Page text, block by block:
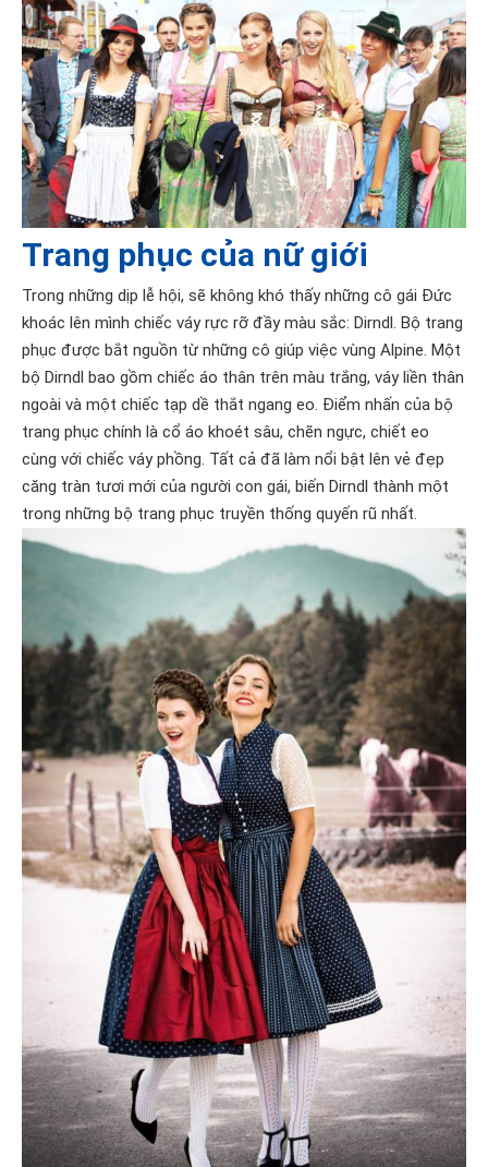
Trang phục của nữ giới
Trong những dịp lễ hội, sẽ không khó thấy những cô gái Đức
khoác lên mình chiếc váy rực rỡ đầy màu sắc: Dirndl. Bộ trang
phục được bắt nguồn từ những cô giúp việc vùng Alpine. Một
bộ Dirndl bao gồm chiếc áo thân trên màu trắng, váy liền thân
ngoài và một chiếc tạp dề thắt ngang eo. Điểm nhấn của bộ
trang phục chính là cổ áo khoét sâu, chẽn ngực, chiết eo
cùng với chiếc váy phồng. Tất cả đã làm nổi bật lên vẻ đẹp
căng tràn tươi mới của người con gái, biến Dirndl thành một
trong những bộ trang phục truyền thống quyến rũ nhất.